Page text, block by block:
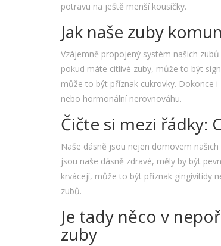
potravu na ještě menší kousíčky.
Jak naše zuby
Vzájemně propojený systém našich
pokud máte citlivé zuby, může to být
může to být příznak cukrovky. Dokonce
nebo hormonální nerovnováhu.
Čičte si mezi řádky:
Naše dásně jsou nejen domovem
jsou naše dásně zdravé, měly by být
krvácejí, může to být příznak gingivitidy
zubů.
Je tady něco v
zuby